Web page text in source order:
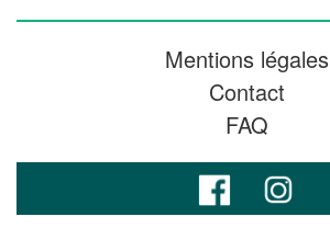
Mentions légales
Contact
FAQ